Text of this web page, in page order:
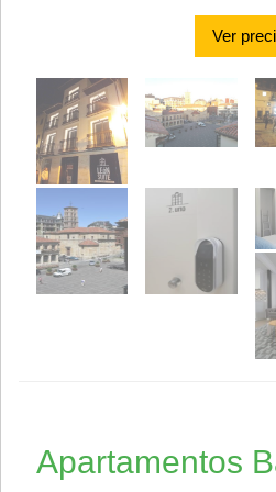
Ver
Apartamentos